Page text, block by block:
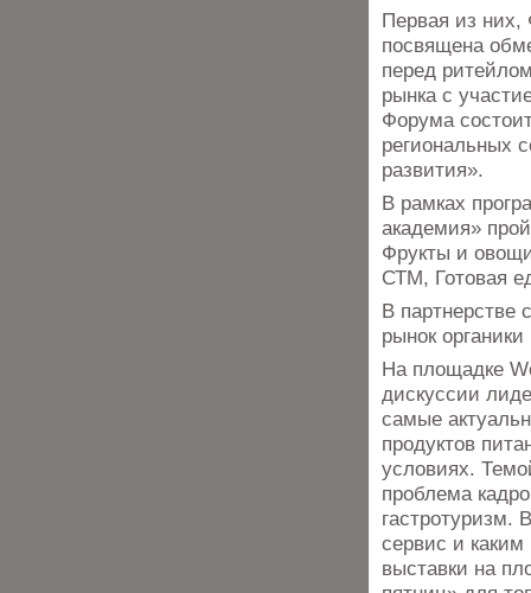
Первая из них,
посвящена
перед
рынка с
Форума
региональных
развития».
В рамках
академия»
Фрукты и
СТМ, Готовая
В партнерстве
рынок
На площадке
дискуссии
самые
продуктов
условиях.
проблема
гастротуризм.
сервис и
выставки на